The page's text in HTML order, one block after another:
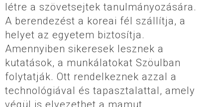
létre a szövetsejtek tanulmányozására.
A berendezést a koreai fél szállítja, a
helyet az egyetem biztosítja.
Amennyiben sikeresek lesznek a
kutatások, a munkálatokat Szöulban
folytatják. Ott rendelkeznek azzal a
technológiával és tapasztalattal, amely
végül is elvezethet a mamut